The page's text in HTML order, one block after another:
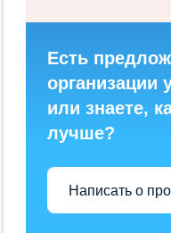
Есть
организации
или знаете,
лучше?
Написать о